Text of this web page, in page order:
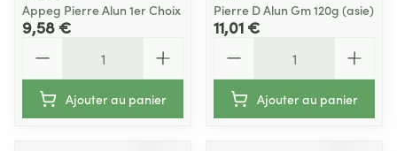
Appeg Pierre Alun 1er Choix
9,58 €
Ajouter au panier
Pierre D Alun Gm 120g (asie)
11,01 €
Ajouter au panier